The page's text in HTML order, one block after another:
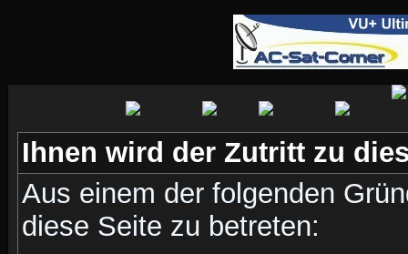
Ihnen wird der Zutritt zu
Aus einem der folgenden
diese Seite zu betreten: